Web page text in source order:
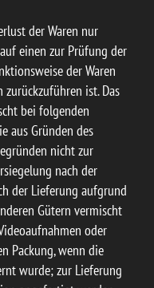
der Waren nur
einen zur Prüfung der
der Waren
ist. Das
bei folgenden
aus Gründen des
nicht zur
nach der
der Lieferung aufgrund
Gütern vermischt
oder
Packung, wenn die
wurde; zur Lieferung